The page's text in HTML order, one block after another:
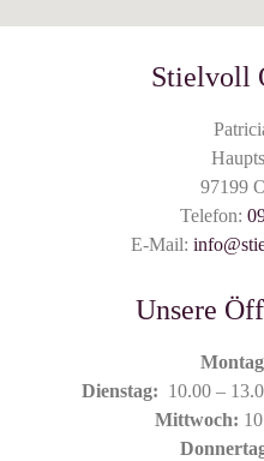
Stielvoll
97199
Telefon:
E-Mail:
Unsere
Montag
Dienstag: 10.00 –
Mittwoch: